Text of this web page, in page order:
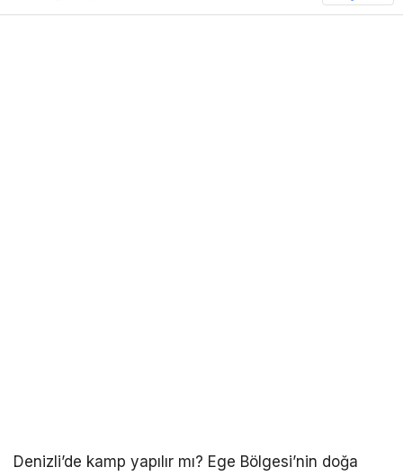
Denizli’de kamp yapılır mı? Ege Bölgesi’nin doğa